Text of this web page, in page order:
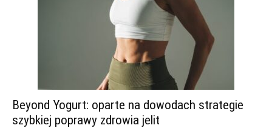
Beyond Yogurt: oparte na dowodach strategie
szybkiej poprawy zdrowia jelit